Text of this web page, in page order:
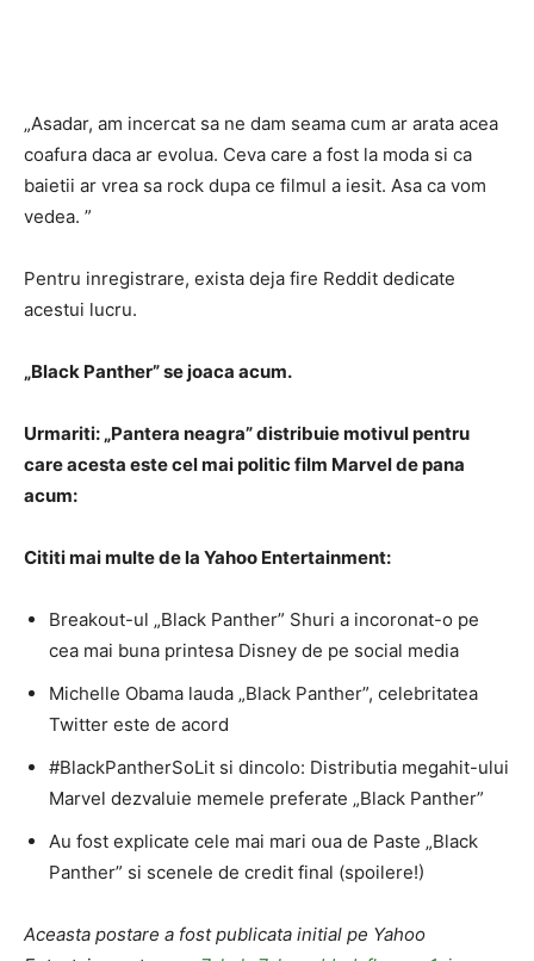
„Asadar, am incercat sa ne dam seama cum ar arata acea
coafura daca ar evolua. Ceva care a fost la moda si ca
baietii ar vrea sa rock dupa ce filmul a iesit. Asa ca vom
vedea. ”
Pentru inregistrare, exista deja fire Reddit dedicate
acestui lucru.
„Black Panther” se joaca acum.
Urmariti: „Pantera neagra” distribuie motivul pentru
care acesta este cel mai politic film Marvel de pana
acum:
Cititi mai multe de la Yahoo Entertainment:
Breakout-ul „Black Panther” Shuri a incoronat-o pe
cea mai buna printesa Disney de pe social media
Michelle Obama lauda „Black Panther”, celebritatea
Twitter este de acord
#BlackPantherSoLit si dincolo: Distributia megahit-ului
Marvel dezvaluie memele preferate „Black Panther”
Au fost explicate cele mai mari oua de Paste „Black
Panther” si scenele de credit final (spoilere!)
Aceasta postare a fost publicata initial pe Yahoo